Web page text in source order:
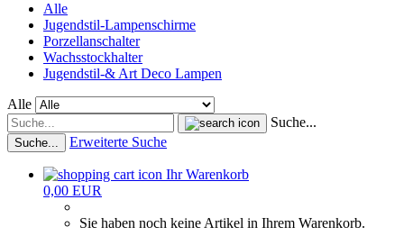
Alle
Jugendstil-Lampenschirme
Porzellanschalter
Wachsstockhalter
Jugendstil-& Art Deco Lampen
Alle
Suche...
Suche... Erweiterte Suche
Ihr Warenkorb
0,00 EUR
Sie haben noch keine Artikel in Ihrem Warenkorb.